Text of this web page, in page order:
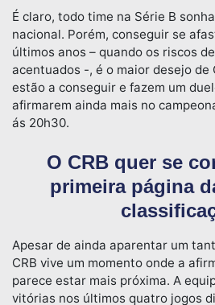
É claro, todo time na Série B
nacional. Porém, conseguir se
últimos anos – quando os riscos
acentuados -, é o maior desejo de
estão a conseguir e fazem um
afirmarem ainda mais no
ás 20h30.
O CRB quer se
primeira página
Apesar de ainda aparentar um
CRB vive um momento onde a
parece estar mais próxima. A
vitórias nos últimos quatro jogos